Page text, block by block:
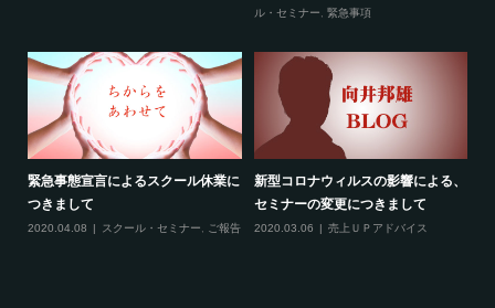
ル・セミナー, 緊急事項
緊急事態宣言によるスクール休業に
つきまして
2020.04.08 スクール・セミナー ご報告
新型コロナウィルスの影響による、
セミナーの変更につきまして
2020.03.06 売上ＵＰアドバイス